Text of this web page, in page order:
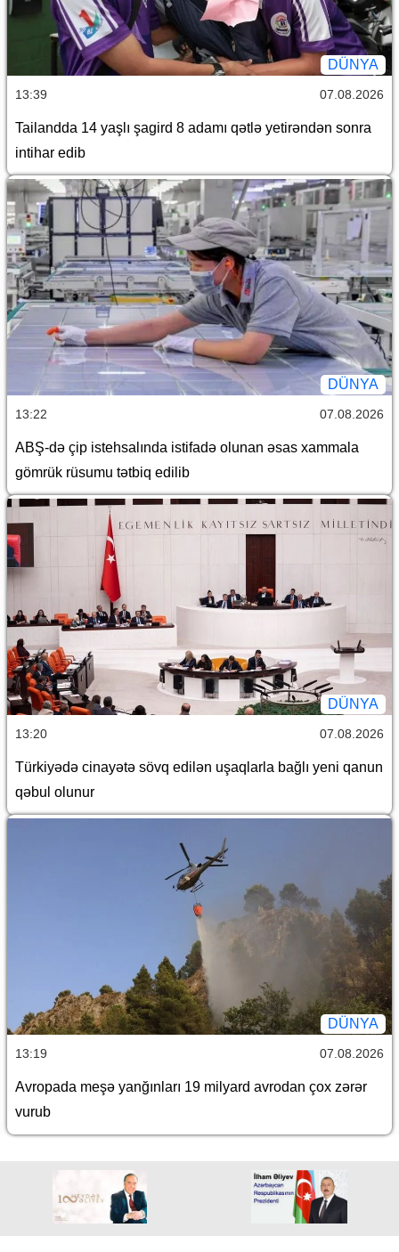
DÜNYA
13:39 07.08.2026
Tailandda 14 yaşlı şagird 8 adamı qətlə yetirəndən sonra
intihar edib
DÜNYA
13:22 07.08.2026
ABŞ-də çip istehsalında istifadə olunan əsas xammala
gömrük rüsumu tətbiq edilib
DÜNYA
13:20 07.08.2026
Türkiyədə cinayətə sövq edilən uşaqlarla bağlı yeni qanun
qəbul olunur
DÜNYA
13:19 07.08.2026
Avropada meşə yanğınları 19 milyard avrodan çox zərər
vurub